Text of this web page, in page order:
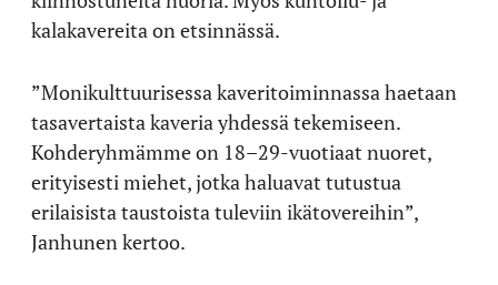
kalakavereita on etsinnässä.
”Monikulttuurisessa kaveritoiminnassa haetaan
tasavertaista kaveria yhdessä tekemiseen.
Kohderyhmämme on 18–29-vuotiaat nuoret,
erityisesti miehet, jotka haluavat tutustua
erilaisista taustoista tuleviin ikätovereihin”,
Janhunen kertoo.